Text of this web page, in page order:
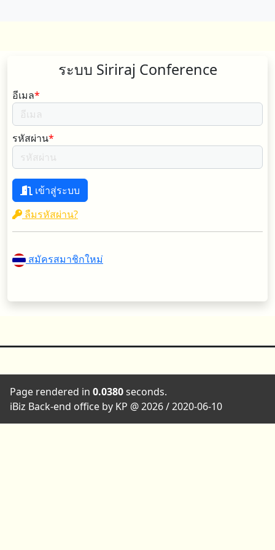
ระบบ Siriraj Conference
อีเมล*
รหัสผ่าน*
เข้าสู่ระบบ
ลืมรหัสผ่าน?
สมัครสมาชิกใหม่
Page rendered in 0.0380seconds.
iBiz Back-end office by KP @ 2026 / 2020-06-10